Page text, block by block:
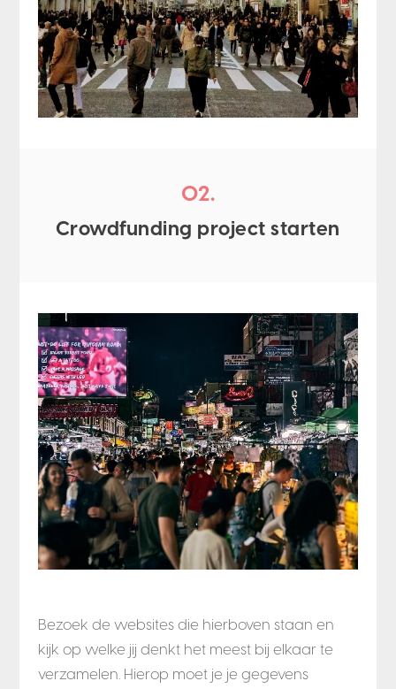
02.
Crowdfunding project starten
Bezoek de websites die hierboven staan en
kijk op welke jij denkt het meest bij elkaar te
verzamelen. Hierop moet je je gegevens